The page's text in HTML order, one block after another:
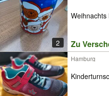
2
Weihnachts
Zu
Hamburg